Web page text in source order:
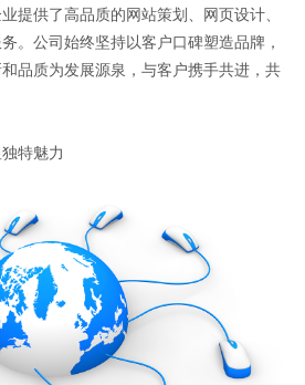
提供了高品质的网站策划、网页设计、
。公司始终坚持以客户口碑塑造品牌，
品质为发展源泉，与客户携手共进，共
特魅力